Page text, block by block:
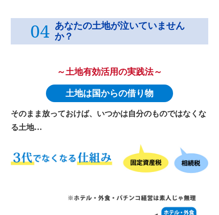
04 あなたの土地が泣いていません
か？
～土地有効活用の実践法～
土地は国からの借り物
そのまま放っておけば、いつかは自分のものではなくな
る土地…